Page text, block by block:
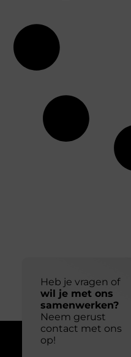
Heb je vragen of
wil je met ons
samenwerken?
Neem gerust
contact met ons
op!